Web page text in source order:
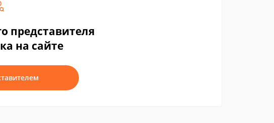
представителя
на сайте